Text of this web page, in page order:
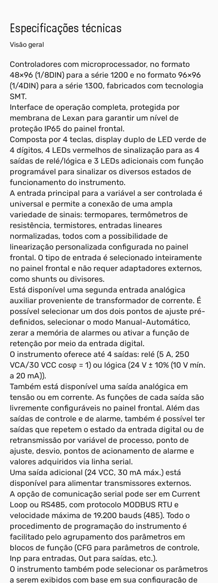
Especificações técnicas
Visão geral
Controladores com microprocessador, no formato
48×96 (1/8DIN) para a série 1200 e no formato 96×96
(1/4DIN) para a série 1300, fabricados com tecnologia
SMT.
Interface de operação completa, protegida por
membrana de Lexan para garantir um nível de
proteção IP65 do painel frontal.
Composta por 4 teclas, display duplo de LED verde de
4 dígitos, 4 LEDs vermelhos de sinalização para as 4
saídas de relé/lógica e 3 LEDs adicionais com função
programável para sinalizar os diversos estados de
funcionamento do instrumento.
A entrada principal para a variável a ser controlada é
universal e permite a conexão de uma ampla
variedade de sinais: termopares, termômetros de
resistência, termistores, entradas lineares
normalizadas, todos com a possibilidade de
linearização personalizada configurada no painel
frontal. O tipo de entrada é selecionado inteiramente
no painel frontal e não requer adaptadores externos,
como shunts ou divisores.
Está disponível uma segunda entrada analógica
auxiliar proveniente de transformador de corrente. É
possível selecionar um dos dois pontos de ajuste pré-
definidos, selecionar o modo Manual-Automático,
zerar a memória de alarmes ou ativar a função de
retenção por meio da entrada digital.
O instrumento oferece até 4 saídas: relé (5 A, 250
VCA/30 VCC cosφ = 1) ou lógica (24 V ± 10% (10 V mín.
a 20 mA)).
Também está disponível uma saída analógica em
tensão ou em corrente. As funções de cada saída são
livremente configuráveis no painel frontal. Além das
saídas de controle e de alarme, também é possível ter
saídas que repetem o estado da entrada digital ou de
retransmissão por variável de processo, ponto de
ajuste, desvio, pontos de acionamento de alarme e
valores adquiridos via linha serial.
Uma saída adicional (24 VCC, 30 mA máx.) está
disponível para alimentar transmissores externos.
A opção de comunicação serial pode ser em Current
Loop ou RS485, com protocolo MODBUS RTU e
velocidade máxima de 19.200 bauds (485). Todo o
procedimento de programação do instrumento é
facilitado pelo agrupamento dos parâmetros em
blocos de função (CFG para parâmetros de controle,
Inp para entradas, Out para saídas, etc.).
O instrumento também pode selecionar os parâmetros
a serem exibidos com base em sua configuração de